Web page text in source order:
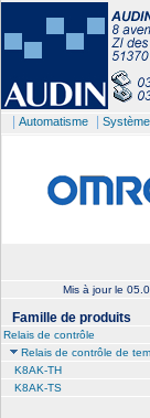
Automatisme
Mis à jour le
Famille de produits
Relais de contrôle
Relais de contrôle de
K8AK-TH
K8AK-TS